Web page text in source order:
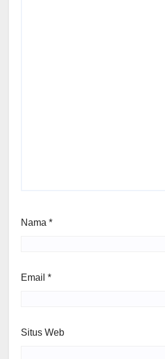
Nama *
Email *
Situs Web